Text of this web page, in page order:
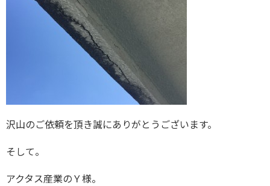
沢山のご依頼を頂き誠にありがとうございます。
そして。
アクタス産業のＹ様。